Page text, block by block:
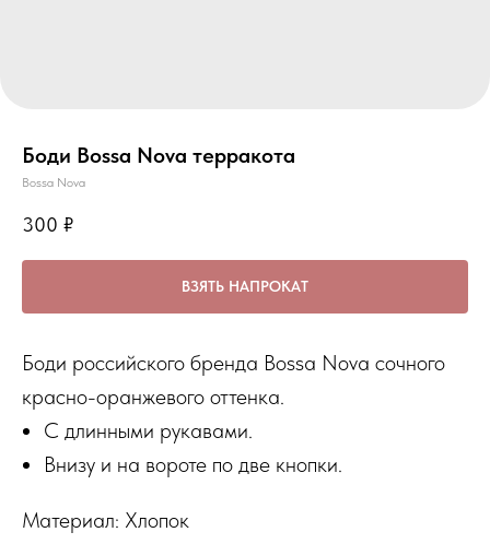
Боди Bossa Nova терракота
Bossa Nova
300 ₽
ВЗЯТЬ НАПРОКАТ
Боди российского бренда Bossa Nova сочного
красно-оранжевого оттенка.
С длинными рукавами.
Внизу и на вороте по две кнопки.
Материал: Хлопок